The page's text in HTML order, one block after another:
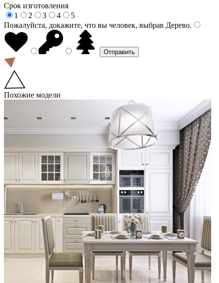
Срок изготовления
1
2 3 4
5
Пожалуйста, докажите, что вы человек, выбрав Дерево.
Похожие модели